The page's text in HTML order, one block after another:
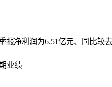
报净利润为6.51亿元、同比较
业绩